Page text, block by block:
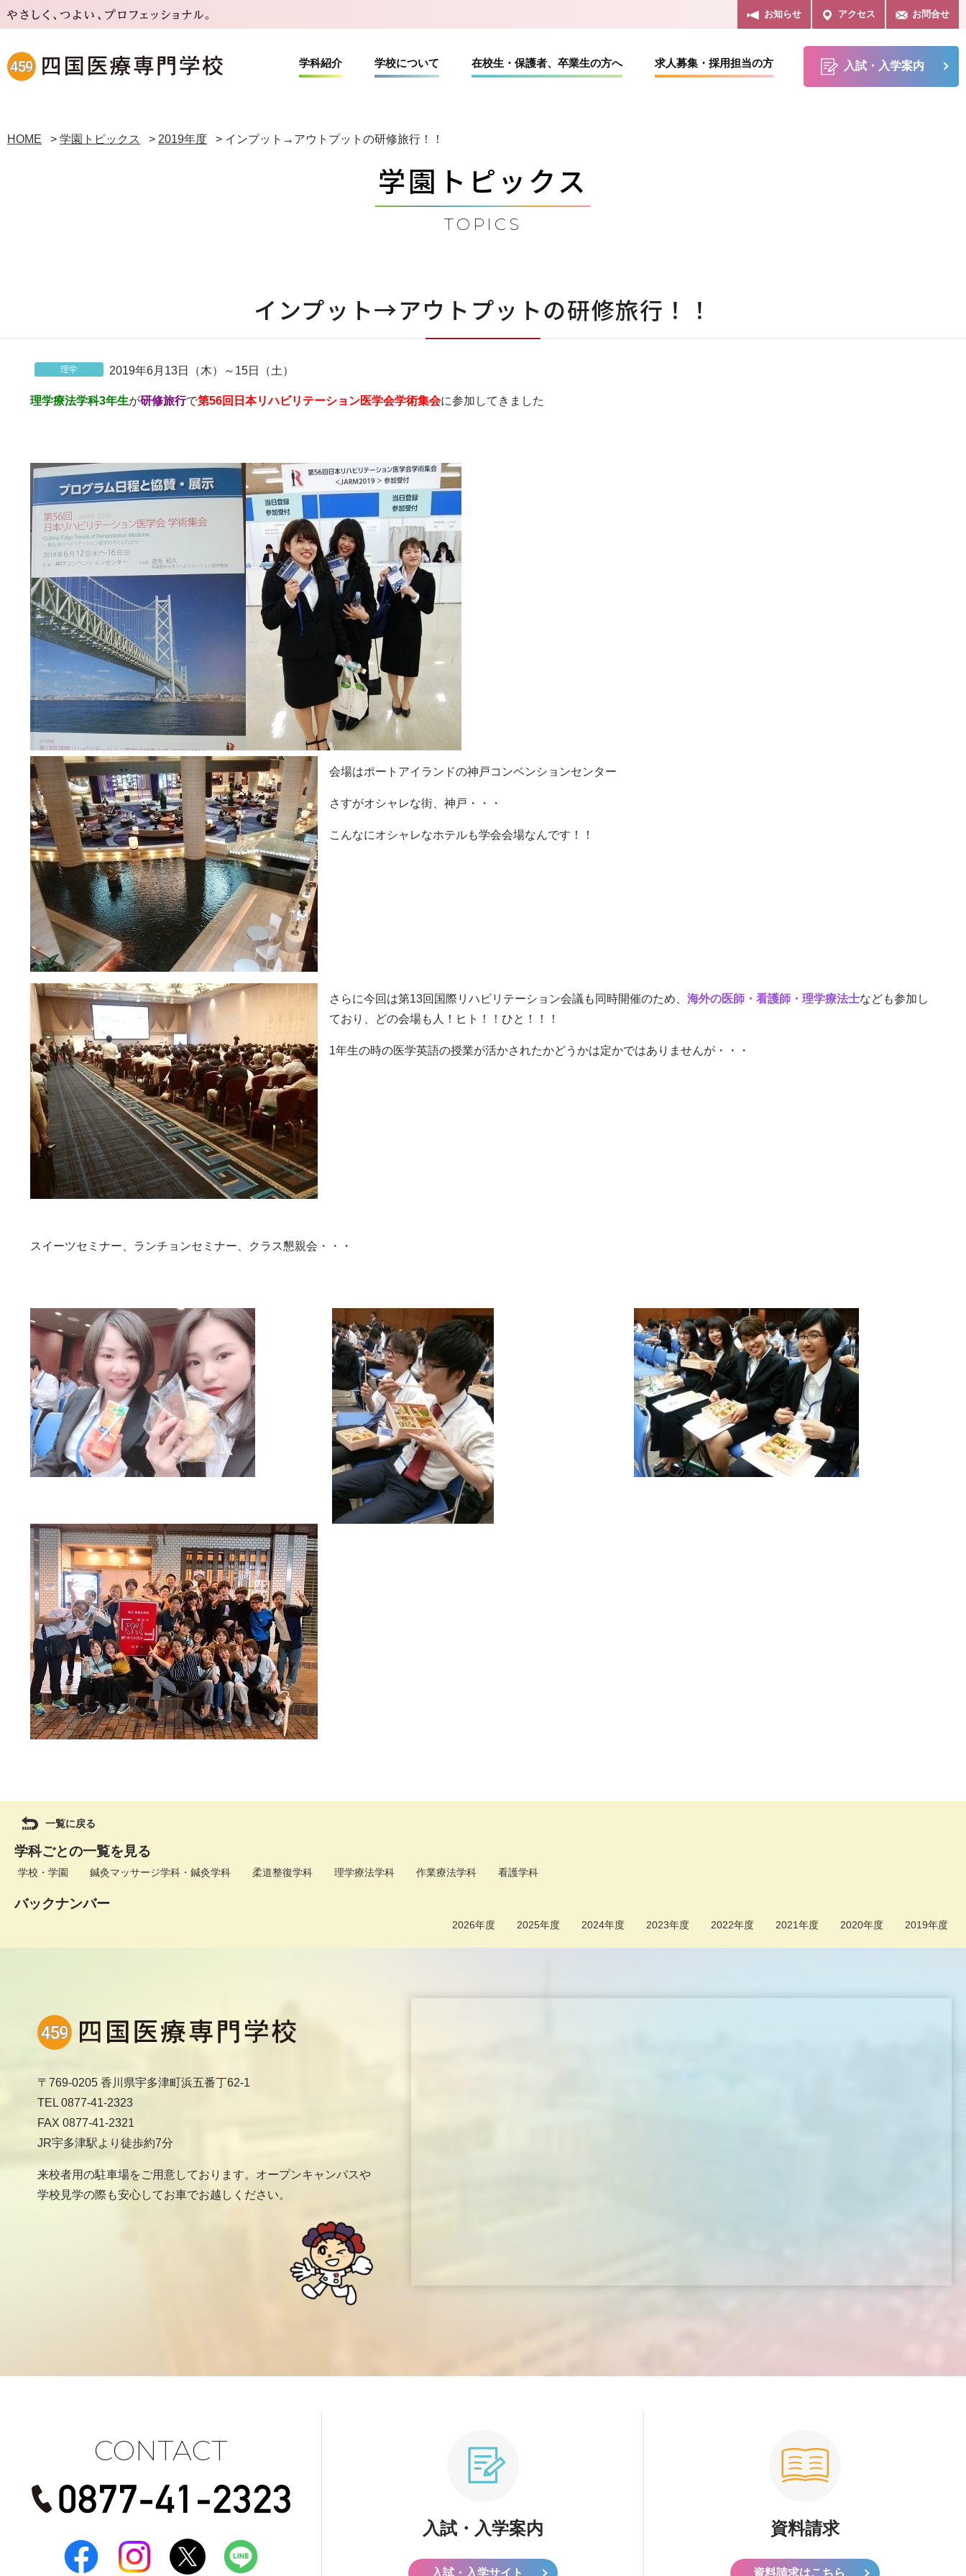
お知らせ アクセス お問合せ
学科紹介
学科紹介
学校について
学校について
情報公開
知識を広げる5つのゼミ
在校生・保護者、卒業生の方へ
在校生・保護者、卒業生の方へ
求人募集・採用担当の方 入試・入学案内
HOME > 学園トピックス > 2019年度 > インプット→アウトプットの研修旅行！！
学園トピックス
TOPICS
インプット→アウトプットの研修旅行！！
理学 2019年6月13日（木）～15日（土）
理学療法学科3年生が研修旅行で第56回日本リハビリテーション医学会学術集会に参加してきました
会場はポートアイランドの神戸コンベンションセンター
さすがオシャレな街、神戸・・・
こんなにオシャレなホテルも学会会場なんです！！
さらに今回は第13回国際リハビリテーション会議も同時開催のため、 海外の医師・看護師・理学療法士なども参加し
ており、どの会場も人！ヒト！！ひと！！！
1年生の時の医学英語の授業が活かされたかどうかは定かではありませんが・・・
スイーツセミナー、ランチョンセミナー、クラス懇親会・・・
一覧に戻る
学科ごとの一覧を見る
学校・学園 鍼灸マッサージ学科・鍼灸学科 柔道整復学科 理学療法学科 作業療法学科 看護学科
バックナンバー
2019年度
2020年度
2021年度
2022年度
2023年度
2024年度
2025年度
2026年度
〒769-0205 香川県宇多津町浜五番丁62-1
TEL 0877-41-2323
FAX 0877-41-2321
JR宇多津駅より徒歩約7分
来校者用の駐車場をご用意しております。オープンキャンパスや
学校見学の際も安心してお車でお越しください。
CONTACT
入試・入学案内
入試・入学サイト
資料請求
資料請求はこちら